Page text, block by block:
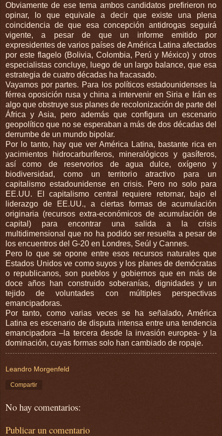
Obviamente de ese tema ambos candidatos prefirieron no
opinar, lo que equivale a decir que existe una plena
coincidencia de que esa concepción antidrogas seguirá
vigente, a pesar de que un informe emitido por
expresidentes de varios países de América Latina afectados
por este flagelo (Bolivia, Colombia, Perú y México) y otros
especialistas concluye, luego de un largo balance, que esa
estrategia de cuatro décadas ha fracasado.
Vayamos por partes. Para los políticos estadounidenses la
férrea oposición rusa y china a intervenir en Siria e Irán es
algo que obstruye sus planes de recolonización de parte del
África y Asia, pero además que configura un escenario
geopolítico que no se esperaban a más de dos décadas del
derrumbe de un mundo bipolar.
Por lo tanto, hay que ver América Latina, bastante rica en
yacimientos hidrocarburíferos, mineralógicos y gasíferos,
así como de reservorios de agua dulce, oxígeno y
biodiversidad, como un territorio atractivo para un
capitalismo estadounidense en crisis. Pero no solo para
EE.UU. El capitalismo central requiere retornar, bajo el
liderazgo de EE.UU., a ciertas formas de acumulación
originaria (recursos extra-económicos de acumulación de
capital) para encontrar una salida a la crisis
multidimensional que no ha podido ser resuelta a pesar de
los encuentros del G-20 en Londres, Seúl y Cannes.
Pero lo que se opone entre esos recursos naturales que
Estados Unidos ve como suyos y los planes de demócratas
o republicanos, son pueblos y gobiernos que en más de
doce años han construido soberanías, dignidades y un
tejido de voluntades con múltiples perspectivas
emancipadoras.
Por tanto, como varias veces se ha señalado, América
Latina es escenario de disputa intensa entre una tendencia
emancipadora –la tercera desde la invasión europea- y la
dominación, cuyas formas solo han cambiado de ropaje.
Leandro Morgenfeld
Compartir
No hay comentarios:
Publicar un comentario